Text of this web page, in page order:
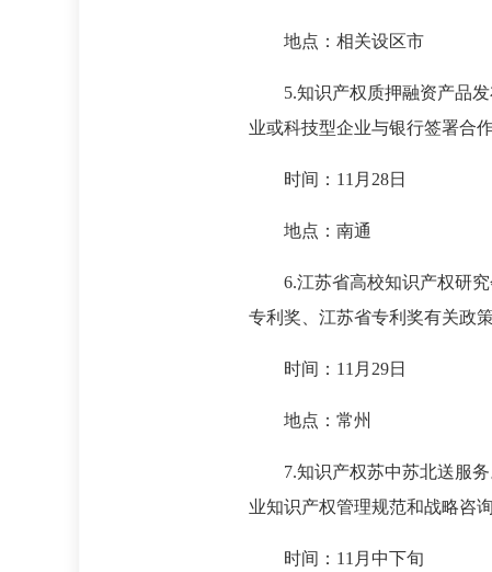
地点：相关设区市
5.知识产权质押融资产品发
业或科技型企业与银行签署合作
时间：11月28日
地点：南通
6.江苏省高校知识产权研究
专利奖、江苏省专利奖有关政
时间：11月29日
地点：常州
7.知识产权苏中苏北送服务
业知识产权管理规范和战略咨
时间：11月中下旬